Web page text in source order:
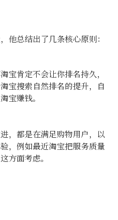
他总结出了几条核心原则：
宝肯定不会让你排名持久，
宝搜索自然排名的提升，自
宝赚钱。
，都是在满足购物用户，以
，例如最近淘宝把服务质量
方面考虑。